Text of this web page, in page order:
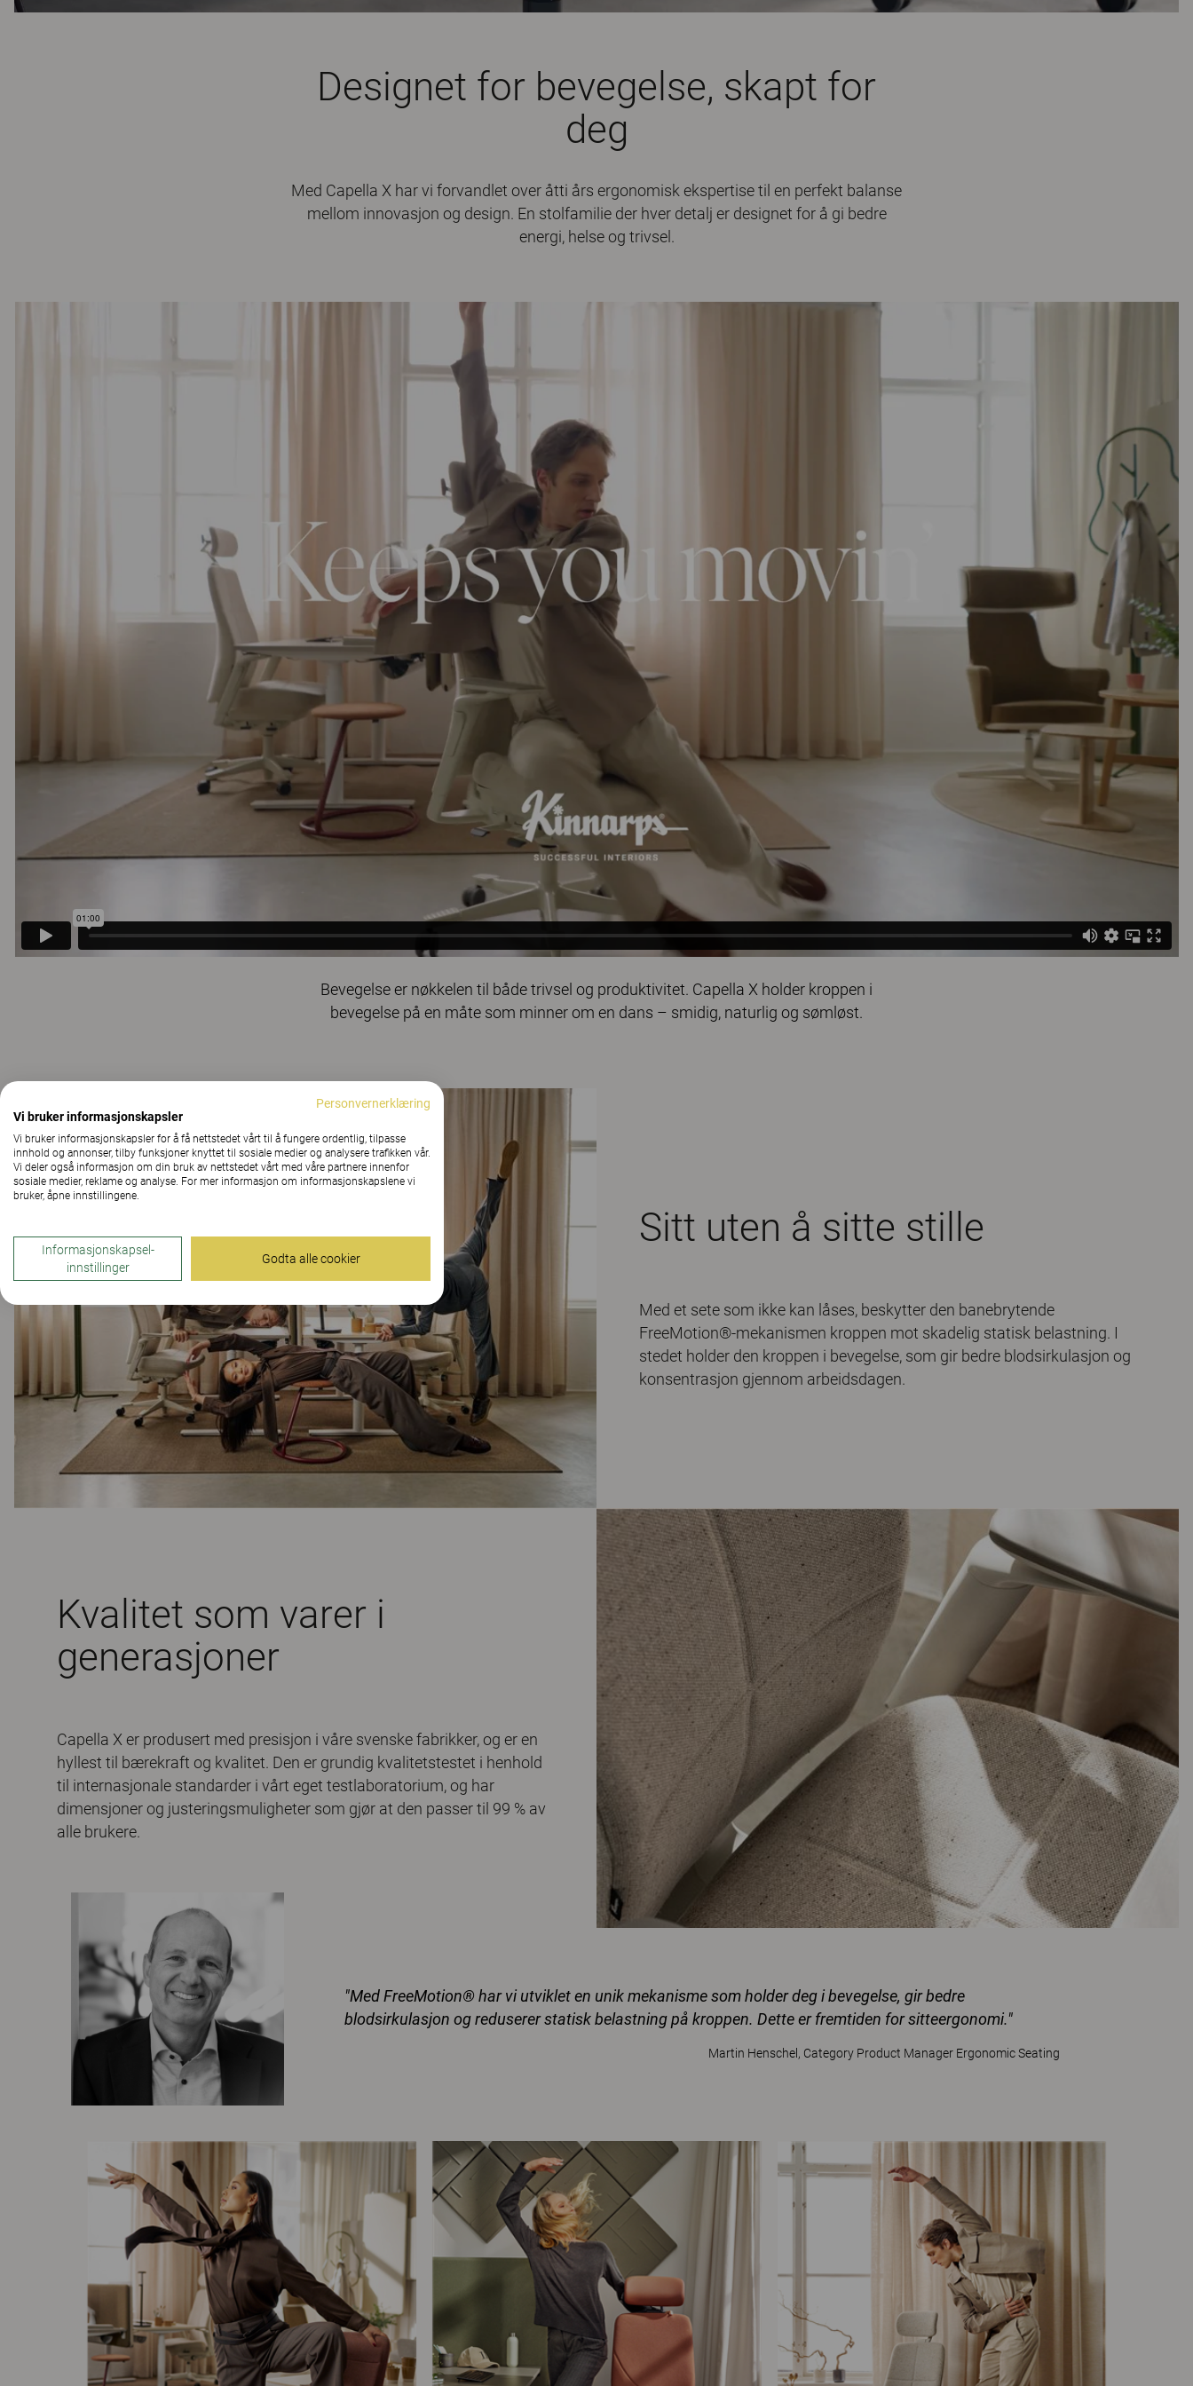
Designet for bevegelse, skapt for
deg
Med Capella X har vi forvandlet over åtti års ergonomisk ekspertise til en perfekt balanse
mellom innovasjon og design. En stolfamilie der hver detalj er designet for å gi bedre
energi, helse og trivsel.
Bevegelse er nøkkelen til både trivsel og produktivitet. Capella X holder kroppen i
bevegelse på en måte som minner om en dans – smidig, naturlig og sømløst.
Sitt uten å sitte stille
Med et sete som ikke kan låses, beskytter den banebrytende
FreeMotion®-mekanismen kroppen mot skadelig statisk belastning. I
stedet holder den kroppen i bevegelse, som gir bedre blodsirkulasjon og
konsentrasjon gjennom arbeidsdagen.
Kvalitet som varer i
generasjoner
Capella X er produsert med presisjon i våre svenske fabrikker, og er en
hyllest til bærekraft og kvalitet. Den er grundig kvalitetstestet i henhold
til internasjonale standarder i vårt eget testlaboratorium, og har
dimensjoner og justeringsmuligheter som gjør at den passer til 99 % av
alle brukere.
"Med FreeMotion® har vi utviklet en unik mekanisme som holder deg i bevegelse, gir bedre
blodsirkulasjon og reduserer statisk belastning på kroppen. Dette er fremtiden for sitteergonomi."
Martin Henschel, Category Product Manager Ergonomic Seating
Personvernerklæring
Vi bruker informasjonskapsler
Vi bruker informasjonskapsler for å få nettstedet vårt til å fungere ordentlig, tilpasse
innhold og annonser, tilby funksjoner knyttet til sosiale medier og analysere trafikken vår.
Vi deler også informasjon om din bruk av nettstedet vårt med våre partnere innenfor
sosiale medier, reklame og analyse. For mer informasjon om informasjonskapslene vi
bruker, åpne innstillingene.
Informasjonskapsel-
innstillinger
Godta alle cookier